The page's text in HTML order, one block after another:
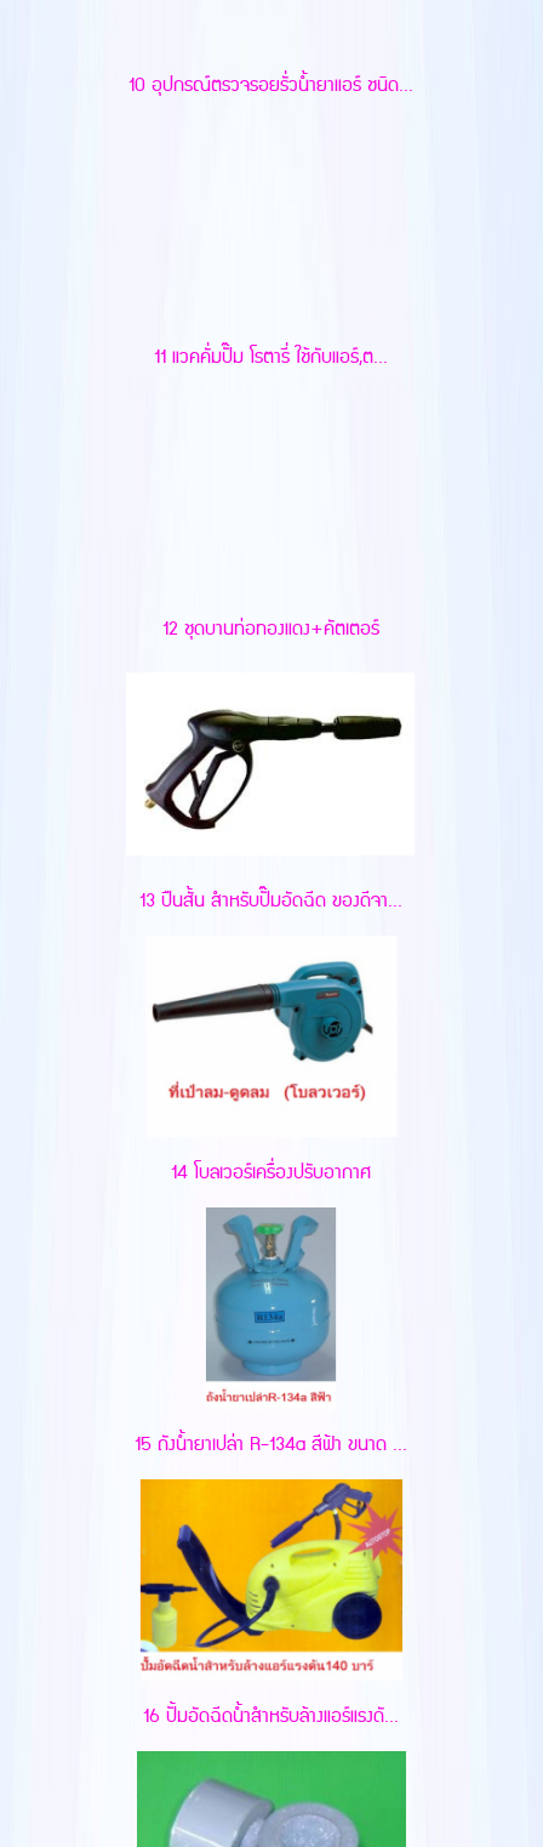
10 อุปกรณ์ตรวจรอยรั่วน้ำยาแอร์ ชนิด...
11 แวคคั่มปั๊ม โรตารี่ ใช้กับแอร์,ต...
12 ชุดบานท่อทองแดง+คัตเตอร์
13 ปืนสั้น สำหรับปั๊มอัดฉีด ของดีจา...
14 โบลเวอร์เครื่องปรับอากาศ
15 ถังน้ำยาเปล่า R-134a สีฟ้า ขนาด ...
16 ปั้มอัดฉีดน้ำสำหรับล้างแอร์แรงดั...